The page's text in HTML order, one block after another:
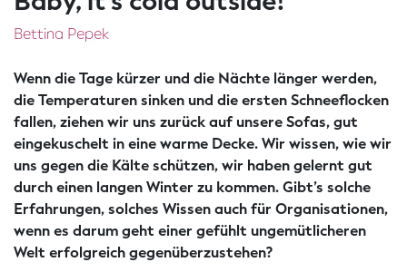
Bettina Pepek
Wenn die Tage kürzer und die Nächte länger werden,
die Temperaturen sinken und die ersten Schneeflocken
fallen, ziehen wir uns zurück auf unsere Sofas, gut
eingekuschelt in eine warme Decke. Wir wissen, wie wir
uns gegen die Kälte schützen, wir haben gelernt gut
durch einen langen Winter zu kommen. Gibt’s solche
Erfahrungen, solches Wissen auch für Organisationen,
wenn es darum geht einer gefühlt ungemütlicheren
Welt erfolgreich gegenüberzustehen?